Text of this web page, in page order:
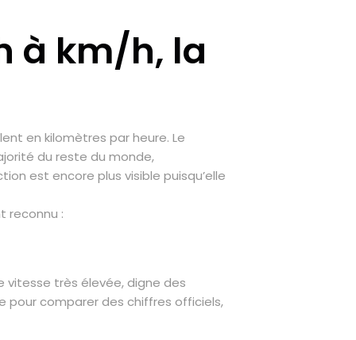
à km/h, la
en kilomètres par heure. Le
du reste du monde,
est encore plus visible puisqu’elle
reconnu :
vitesse très élevée, digne des
pour comparer des chiffres officiels,